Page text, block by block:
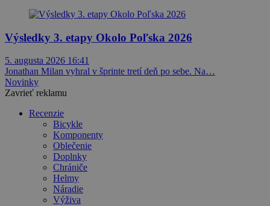
Výsledky 3. etapy Okolo Poľska 2026
5. augusta 2026 16:41
Jonathan Milan vyhral v šprinte tretí deň po sebe. Na…
Novinky
Zavrieť reklamu
Recenzie
Bicykle
Komponenty
Oblečenie
Doplnky
Chrániče
Helmy
Náradie
Výživa